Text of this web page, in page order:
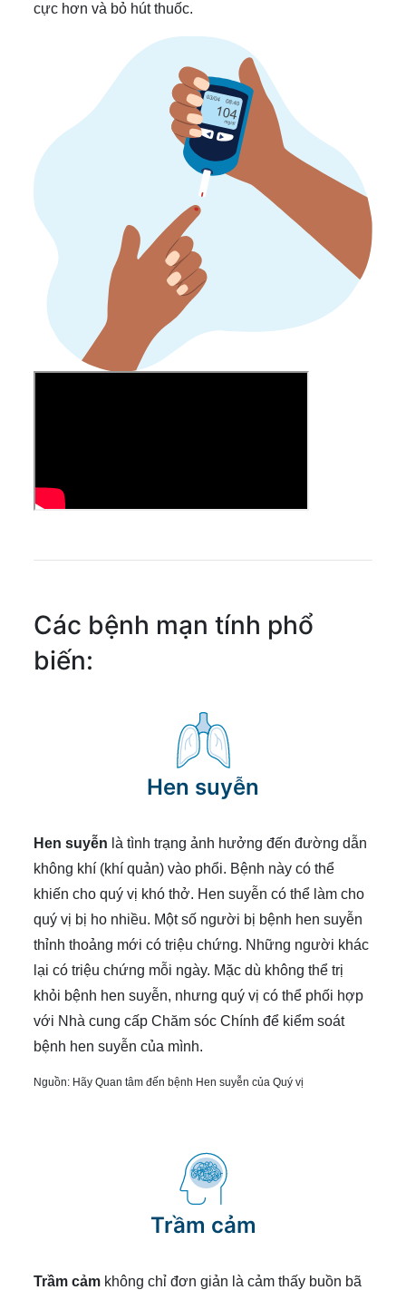
cực hơn và bỏ hút thuốc.
Các bệnh mạn tính phổ
biến:
Hen suyễn
Hen suyễn là tình trạng ảnh hưởng đến đường dẫn
không khí (khí quản) vào phổi. Bệnh này có thể
khiến cho quý vị khó thở. Hen suyễn có thể làm cho
quý vị bị ho nhiều. Một số người bị bệnh hen suyễn
thỉnh thoảng mới có triệu chứng. Những người khác
lại có triệu chứng mỗi ngày. Mặc dù không thể trị
khỏi bệnh hen suyễn, nhưng quý vị có thể phối hợp
với Nhà cung cấp Chăm sóc Chính để kiểm soát
bệnh hen suyễn của mình.
Nguồn: Hãy Quan tâm đến bệnh Hen suyễn của Quý vị
Trầm cảm
Trầm cảm không chỉ đơn giản là cảm thấy buồn bã